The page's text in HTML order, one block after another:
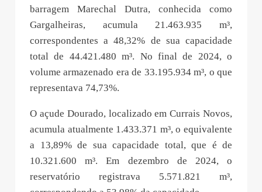
barragem Marechal Dutra, conhecida como
Gargalheiras, acumula 21.463.935 m³,
correspondentes a 48,32% de sua capacidade
total de 44.421.480 m³. No final de 2024, o
volume armazenado era de 33.195.934 m³, o que
representava 74,73%.
O açude Dourado, localizado em Currais Novos,
acumula atualmente 1.433.371 m³, o equivalente
a 13,89% de sua capacidade total, que é de
10.321.600 m³. Em dezembro de 2024, o
reservatório registrava 5.571.821 m³,